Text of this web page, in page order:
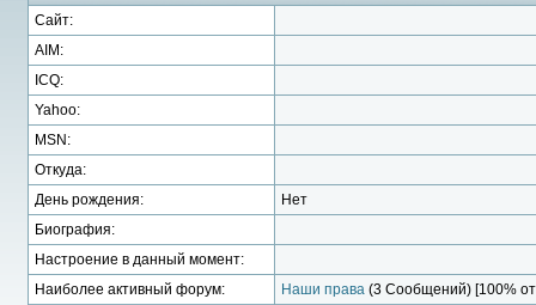
Сайт:
AIM:
ICQ:
Yahoo:
MSN:
Откуда:
День рождения:
Нет
Биография:
Настроение в данный момент:
Наиболее активный форум:
Наши права(3 Сообщений) [100% от